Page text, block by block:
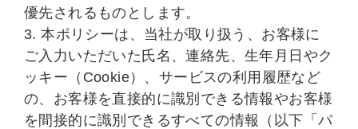
優先されるものとします。
3. 本ポリシーは、当社が取り扱う、お客様に
ご入力いただいた氏名、連絡先、生年月日やク
ッキー（Cookie）、サービスの利用履歴など
の、お客様を直接的に識別できる情報やお客様
を間接的に識別できるすべての情報（以下「パ